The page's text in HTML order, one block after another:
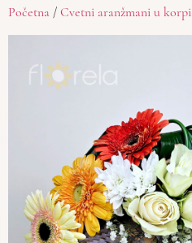
Početna / Cvetni aranžmani u korpi